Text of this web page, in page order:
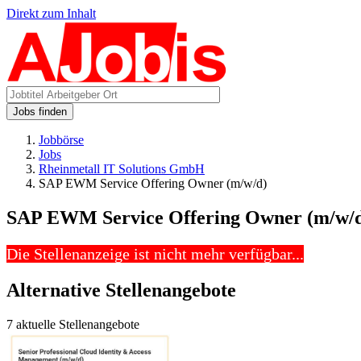
Direkt zum Inhalt
Jobs finden
Jobbörse
Jobs
Rheinmetall IT Solutions GmbH
SAP EWM Service Offering Owner (m/w/d)
SAP EWM Service Offering Owner (m/w/
Die Stellenanzeige ist nicht mehr verfügbar...
Alternative Stellenangebote
7 aktuelle Stellenangebote